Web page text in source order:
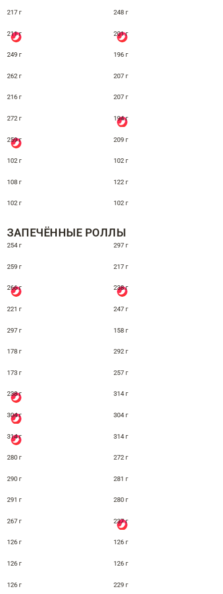
217 г 248 г
211 г 201 г
249 г 196 г
262 г 207 г
216 г 207 г
272 г 194 г
259 г 209 г
102 г 102 г
108 г 122 г
102 г 102 г
ЗАПЕЧЁННЫЕ РОЛЛЫ
254 г 297 г
259 г 217 г
266 г 238 г
221 г 247 г
297 г 158 г
178 г 292 г
173 г 257 г
238 г 314 г
304 г 304 г
314 г 314 г
280 г 272 г
290 г 281 г
291 г 280 г
267 г 237 г
126 г 126 г
126 г 126 г
126 г 229 г